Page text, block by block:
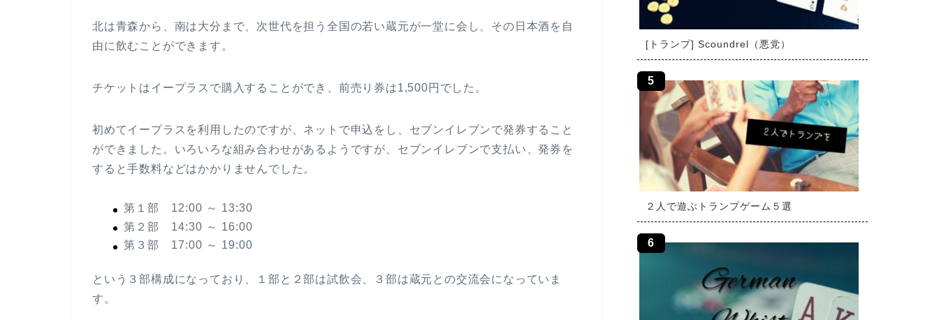
北は青森から、南は大分まで、次世代を担う全国の若い蔵元が一堂に会し、その日本酒を自
由に飲むことができます。
チケットはイープラスで購入することができ、前売り券は1,500円でした。
初めてイープラスを利用したのですが、ネットで申込をし、セブンイレブンで発券すること
ができました。いろいろな組み合わせがあるようですが、セブンイレブンで支払い、発券を
すると手数料などはかかりませんでした。
第１部 12:00 ～ 13:30
第２部 14:30 ～ 16:00
第３部 17:00 ～ 19:00
という３部構成になっており、１部と２部は試飲会、３部は蔵元との交流会になっていま
す。
[トランプ] Scoundrel（悪党）
２人で遊ぶトランプゲーム５選